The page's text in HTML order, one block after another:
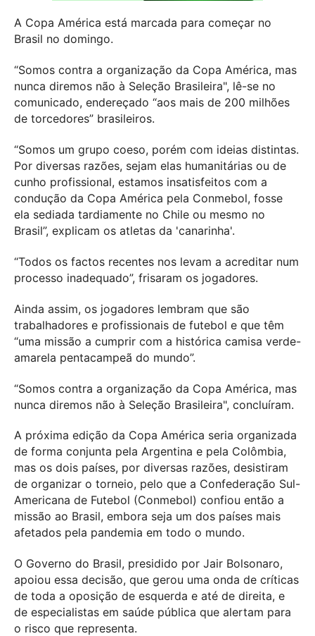
A Copa América está marcada para começar no
Brasil no domingo.
“Somos contra a organização da Copa América, mas
nunca diremos não à Seleção Brasileira", lê-se no
comunicado, endereçado “aos mais de 200 milhões
de torcedores” brasileiros.
“Somos um grupo coeso, porém com ideias distintas.
Por diversas razões, sejam elas humanitárias ou de
cunho profissional, estamos insatisfeitos com a
condução da Copa América pela Conmebol, fosse
ela sediada tardiamente no Chile ou mesmo no
Brasil”, explicam os atletas da 'canarinha'.
“Todos os factos recentes nos levam a acreditar num
processo inadequado”, frisaram os jogadores.
Ainda assim, os jogadores lembram que são
trabalhadores e profissionais de futebol e que têm
“uma missão a cumprir com a histórica camisa verde-
amarela pentacampeã do mundo”.
“Somos contra a organização da Copa América, mas
nunca diremos não à Seleção Brasileira", concluíram.
A próxima edição da Copa América seria organizada
de forma conjunta pela Argentina e pela Colômbia,
mas os dois países, por diversas razões, desistiram
de organizar o torneio, pelo que a Confederação Sul-
Americana de Futebol (Conmebol) confiou então a
missão ao Brasil, embora seja um dos países mais
afetados pela pandemia em todo o mundo.
O Governo do Brasil, presidido por Jair Bolsonaro,
apoiou essa decisão, que gerou uma onda de críticas
de toda a oposição de esquerda e até de direita, e
de especialistas em saúde pública que alertam para
o risco que representa.